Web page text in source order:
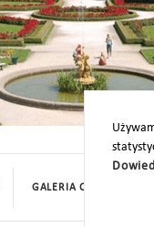
GALERIA CYFROWA